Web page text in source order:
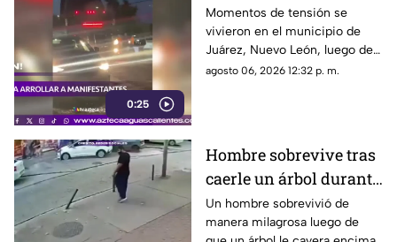
0:25
de personas y choca
varios vehículos
Momentos de tensión se
vivieron en el municipio de
Juárez, Nuevo León, luego de
que un trailero presuntamente
agosto 06, 2026 12:32 p. m.
Hombre sobrevive tras
caerle un árbol durante
tormenta
Un hombre sobrevivió de
manera milagrosa luego de